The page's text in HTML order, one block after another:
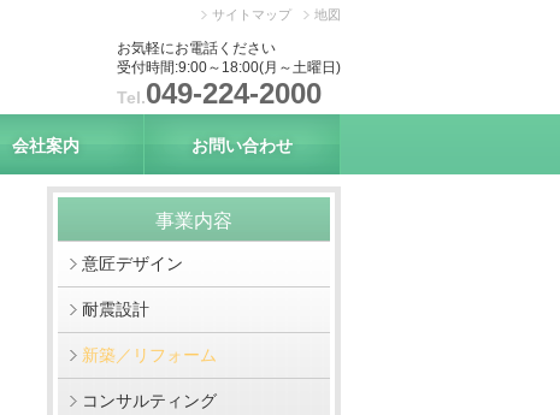
サイトマップ 地図
お気軽にお電話ください
受付時間:9:00～18:00(月～土曜日)
Tel.049-224-2000
会社案内 お問い合わせ
事業内容
意匠デザイン
耐震設計
新築／リフォーム
コンサルティング